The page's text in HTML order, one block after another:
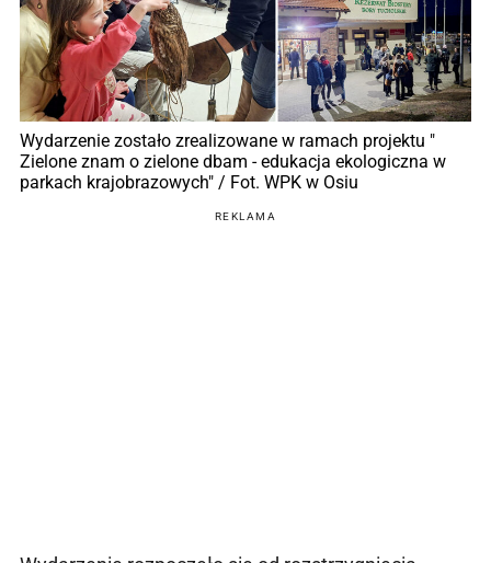
Wydarzenie zostało zrealizowane w ramach projektu "
Zielone znam o zielone dbam - edukacja ekologiczna w
parkach krajobrazowych" / Fot. WPK w Osiu
REKLAMA